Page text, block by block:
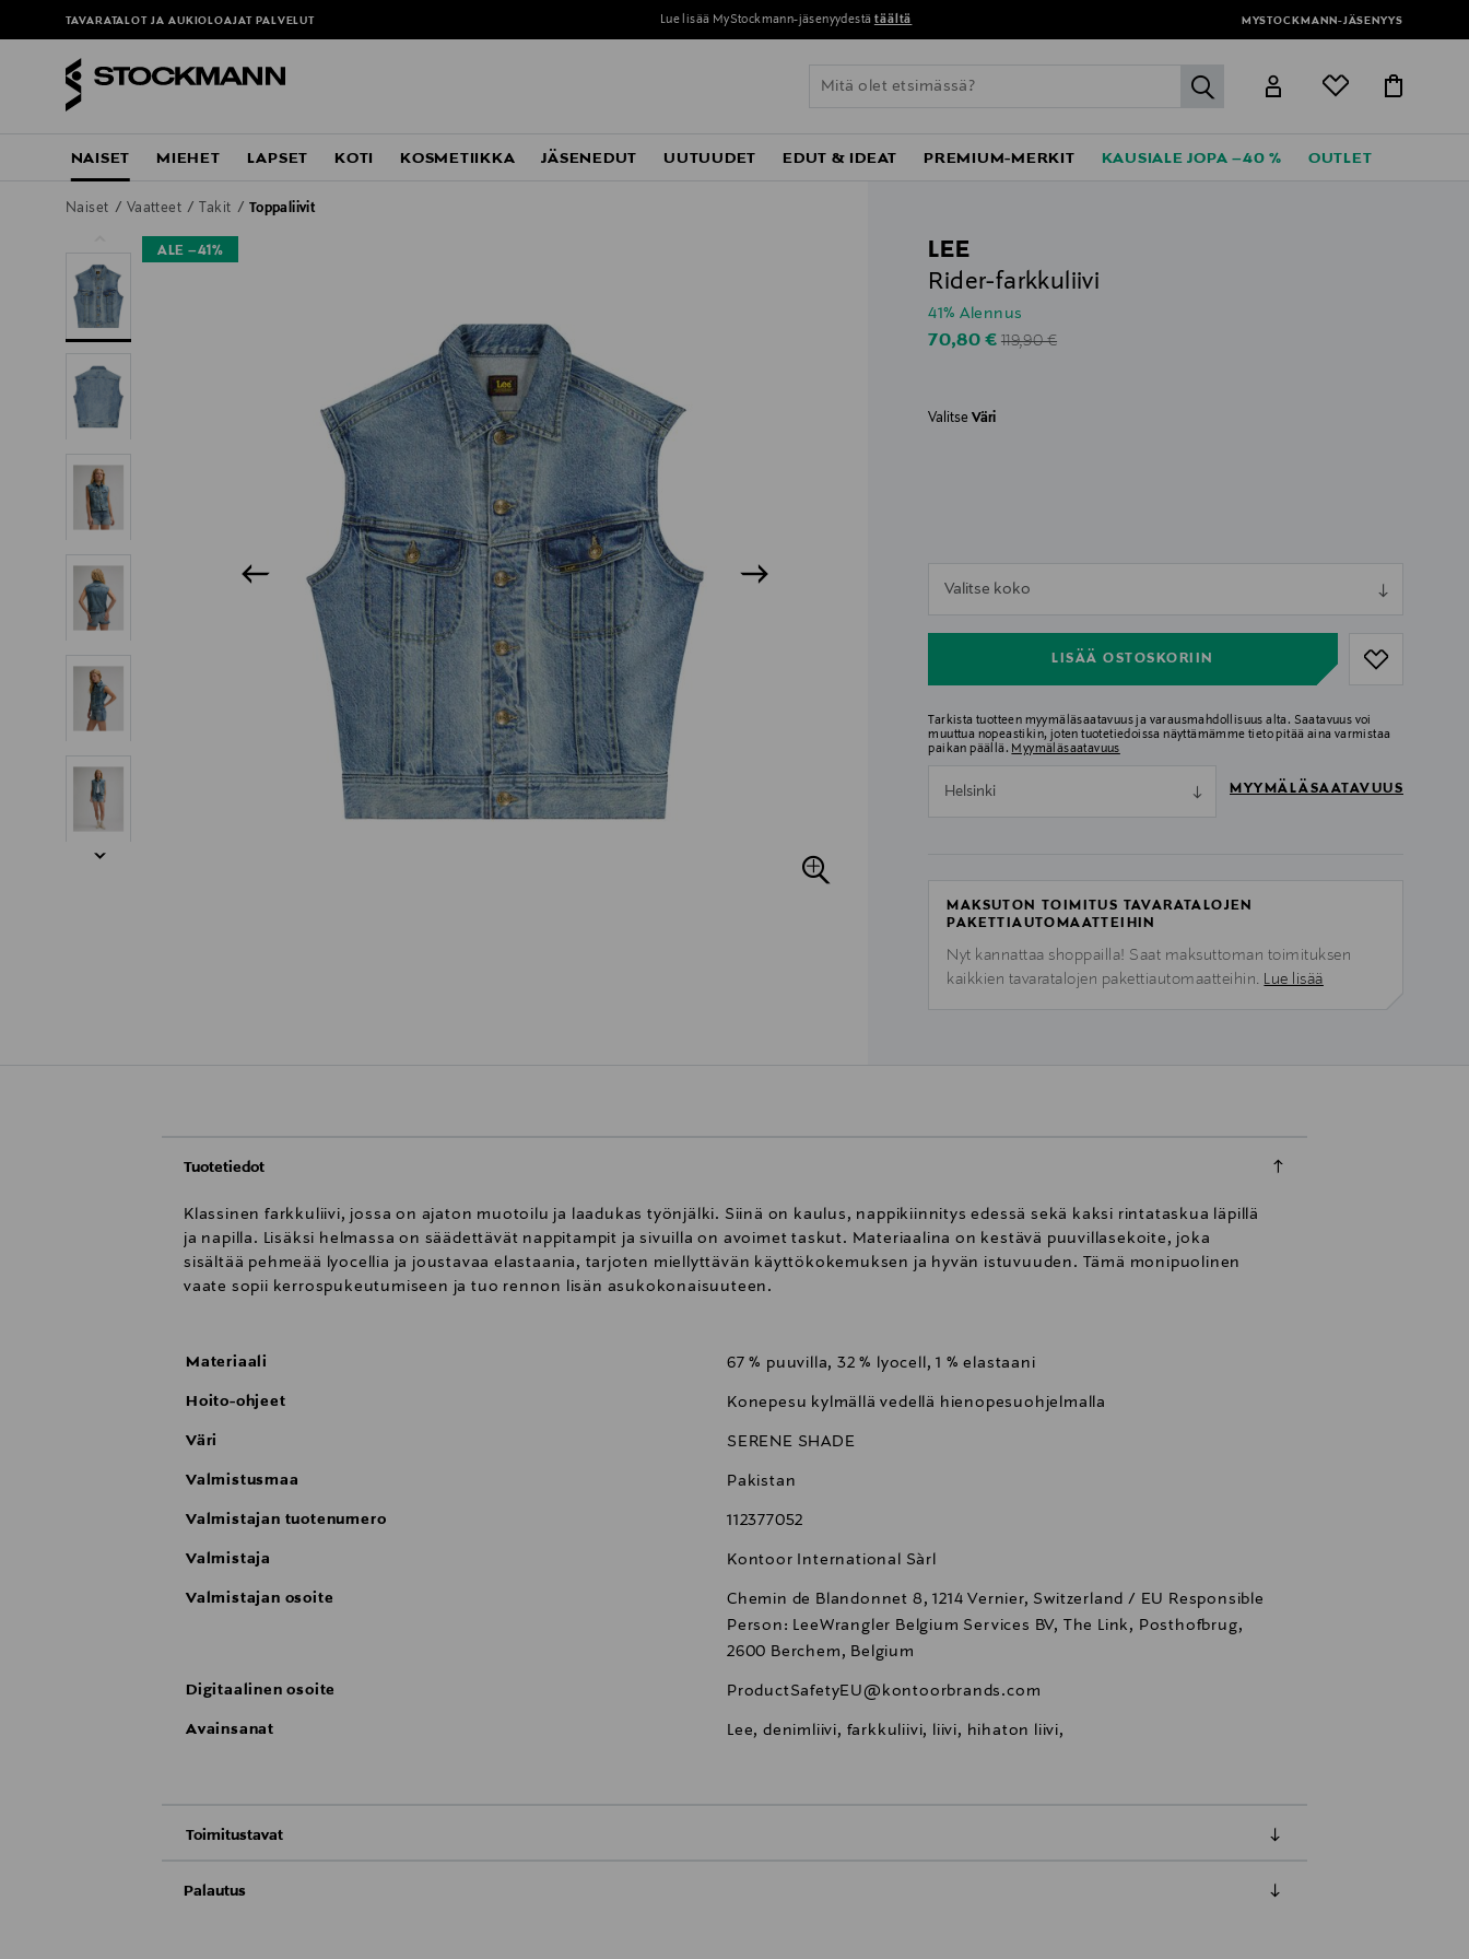
TAVARATALOT JA AUKIOLOAJAT PALVELUT Lue lisää MyStockmann-jäsenyydestä täältä MYSTOCKMANN-JÄSENYYS
label.header.go
NAISET MIEHET LAPSET KOTI KOSMETIIKKA JÄSENEDUT UUTUUDET EDUT & IDEAT PREMIUM-MERKIT KAUSIALE JOPA –40 % OUTLET
Naiset Vaatteet Takit Toppaliivit
ALE –41%
LEE
Rider-farkkuliivi
41% Alennus
Discounted Price
70,80 € Original Price
119,90 €
ValitseVäri
Valitse koko
LISÄÄ OSTOSKORIIN
Tarkista tuotteen myymäläsaatavuus ja varausmahdollisuus alta. Saatavuus voi
muuttua nopeastikin, joten tuotetiedoissa näyttämämme tieto pitää aina varmistaa
paikan päällä. Myymäläsaatavuus
Helsinki MYYMÄLÄSAATAVUUS
MAKSUTON TOIMITUS TAVARATALOJEN
PAKETTIAUTOMAATTEIHIN
Nyt kannattaa shoppailla! Saat maksuttoman toimituksen
kaikkien tavaratalojen pakettiautomaatteihin. Lue lisää
Tuotetiedot
Klassinen farkkuliivi, jossa on ajaton muotoilu ja laadukas työnjälki. Siinä on kaulus, nappikiinnitys edessä sekä kaksi rintataskua läpillä
ja napilla. Lisäksi helmassa on säädettävät nappitampit ja sivuilla on avoimet taskut. Materiaalina on kestävä puuvillasekoite, joka
sisältää pehmeää lyocellia ja joustavaa elastaania, tarjoten miellyttävän käyttökokemuksen ja hyvän istuvuuden. Tämä monipuolinen
vaate sopii kerrospukeutumiseen ja tuo rennon lisän asukokonaisuuteen.
Materiaali 67 % puuvilla, 32 % lyocell, 1 % elastaani
Hoito-ohjeet Konepesu kylmällä vedellä hienopesuohjelmalla
Väri SERENE SHADE
Valmistusmaa Pakistan
Valmistajan tuotenumero 112377052
Valmistaja Kontoor International Sàrl
Valmistajan osoite
Chemin de Blandonnet 8, 1214 Vernier, Switzerland / EU Responsible
Person: LeeWrangler Belgium Services BV, The Link, Posthofbrug,
2600 Berchem, Belgium
Digitaalinen osoite ProductSafetyEU@kontoorbrands.com
Avainsanat Lee, denimliivi, farkkuliivi, liivi, hihaton liivi,
Toimitustavat
Palautus